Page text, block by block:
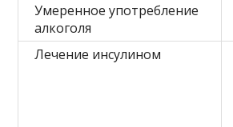
Умеренное употребление
алкоголя
Лечение инсулином